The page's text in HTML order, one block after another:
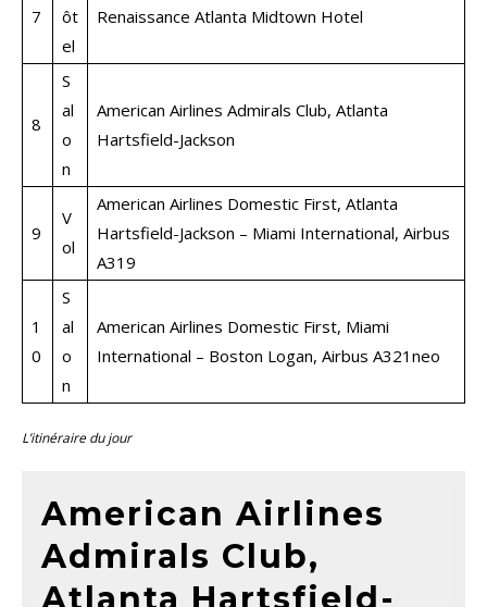
7
ôt
el
Renaissance Atlanta Midtown Hotel
8
S
al
o
n
American Airlines Admirals Club, Atlanta
Hartsfield-Jackson
9
V
ol
American Airlines Domestic First, Atlanta
Hartsfield-Jackson – Miami International, Airbus
A319
1
0
S
al
o
n
American Airlines Domestic First, Miami
International – Boston Logan, Airbus A321neo
L’itinéraire du jour
American Airlines
Admirals Club,